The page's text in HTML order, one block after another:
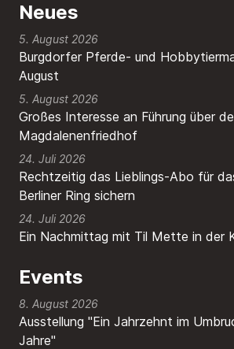
Neues
Burgdorfer Pferde- und
August
5. August 2026
Großes Interesse an Führung über
Magdalenenfriedhof
5. August 2026
Rechtzeitig das Lieblings-Abo für
Berliner Ring sichern
24. Juli 2026
Ein Nachmittag mit Til Mette in der
24. Juli 2026
Events
8. August 2026
Ausstellung "Ein Jahrzehnt im
Jahre"